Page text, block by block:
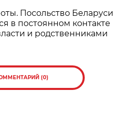
Посольство Беларуси
в постоянном контакте
и родственниками
(0)